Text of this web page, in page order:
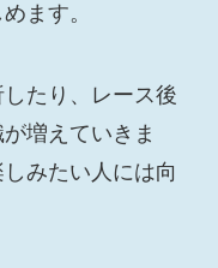
ます。
たり、レース後
増えていきま
みたい人には向